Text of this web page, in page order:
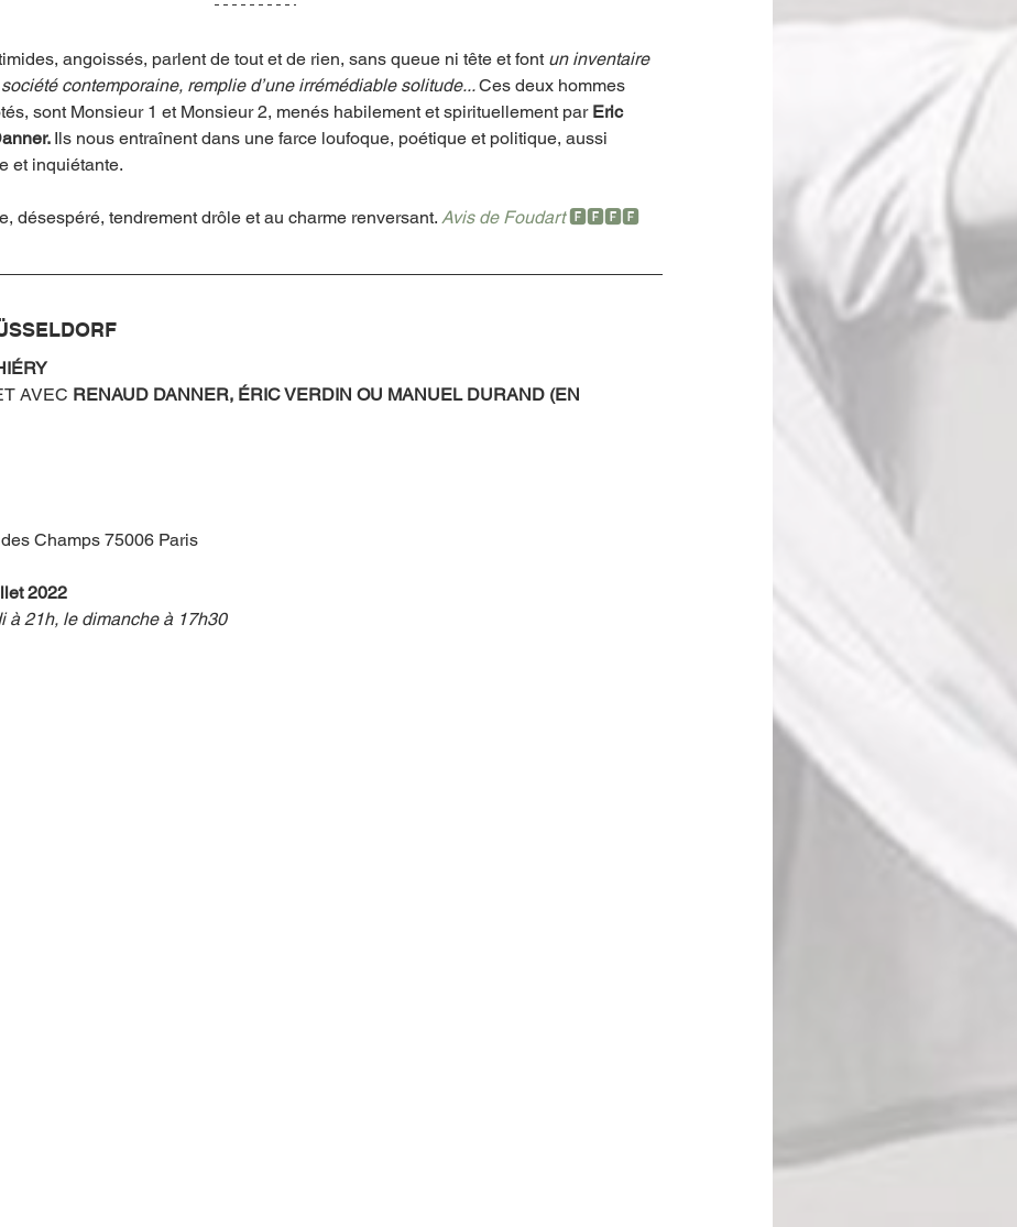
angoissés, parlent de tout et de rien, sans queue ni tête et font un inventaire
contemporaine, remplie d’une irrémédiable solitude... Ces deux hommes
sont Monsieur 1 et Monsieur 2, menés habilement et spirituellement par Eric
Ils nous entraînent dans une farce loufoque, poétique et politique, aussi
et inquiétante.
désespéré, tendrement drôle et au charme renversant. Avis de Foudart 🅵🅵🅵🅵
AVEC RENAUD DANNER, ÉRIC VERDIN OU MANUEL DURAND (EN
Champs 75006 Paris
2022
à 21h, le dimanche à 17h30